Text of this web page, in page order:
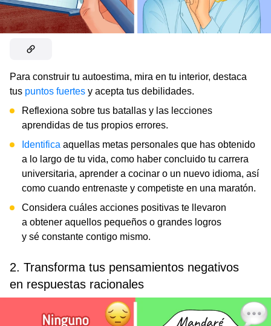
Para construir tu autoestima, mira en tu interior, destaca
tus puntos fuertes y acepta tus debilidades.
Reflexiona sobre tus batallas y las lecciones
aprendidas de tus propios errores.
Identifica aquellas metas personales que has obtenido
a lo largo de tu vida, como haber concluido tu carrera
universitaria, aprender a cocinar o un nuevo idioma, así
como cuando entrenaste y competiste en una maratón.
Considera cuáles acciones positivas te llevaron
a obtener aquellos pequeños o grandes logros
y sé constante contigo mismo.
2. Transforma tus pensamientos negativos
en respuestas racionales